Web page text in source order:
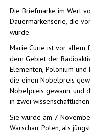
Die Briefmarke im Wert
Dauermarkenserie, die
wurde.
Marie Curie ist vor allem
dem Gebiet der
Elementen, Polonium und
die einen Nobelpreis
Nobelpreis gewann, und
in zwei
Sie wurde am 7.
Warschau, Polen, als